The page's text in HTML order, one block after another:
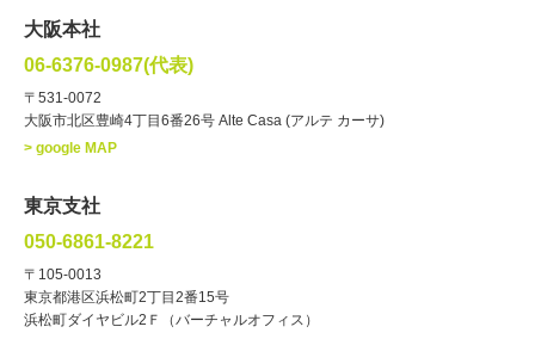
・性別
・ジャンル
ナレーター レポーター
・年齢
・出身地 北海道 東北
大阪本社
06-6376-0987(代表)
〒531-0072
大阪市北区豊崎4丁目6番26号 Alte Casa (アルテ カーサ)
> google MAP
東京支社
050-6861-8221
〒105-0013
東京都港区浜松町2丁目2番15号
浜松町ダイヤビル2Ｆ（バーチャルオフィス）